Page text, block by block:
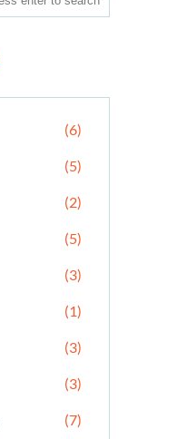
(6)
(5)
(2)
(5)
(3)
(1)
(3)
(3)
(7)